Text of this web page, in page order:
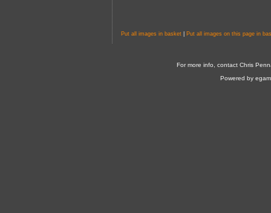
Put all images in basket Put all images on this page in
For more info, contact Chris
Powered by